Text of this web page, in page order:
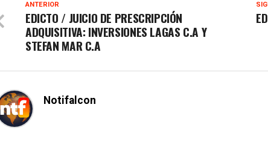
ANTERIOR
EDICTO / JUICIO DE PRESCRIPCIÓN
ADQUISITIVA: INVERSIONES LAGAS C.A Y
STEFAN MAR C.A
Notifalcon